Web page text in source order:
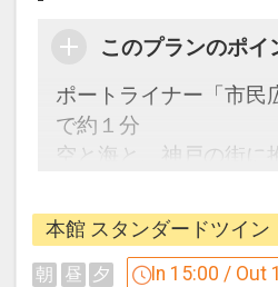
◆アクセス◆
ポートライナーで神戸
三宮から約10分「市民
20分毎に運行中！
国際展示場・国際会議
ホールへは徒歩5分★
このプランのポイ
ポートライナー「市民
で約１分
空と海と、神戸の街に
ルの開放感あふれるメ
め７４６の客室を誇る
本館 スタンダードツイン
朝 昼 夕 In 15:00 / Out